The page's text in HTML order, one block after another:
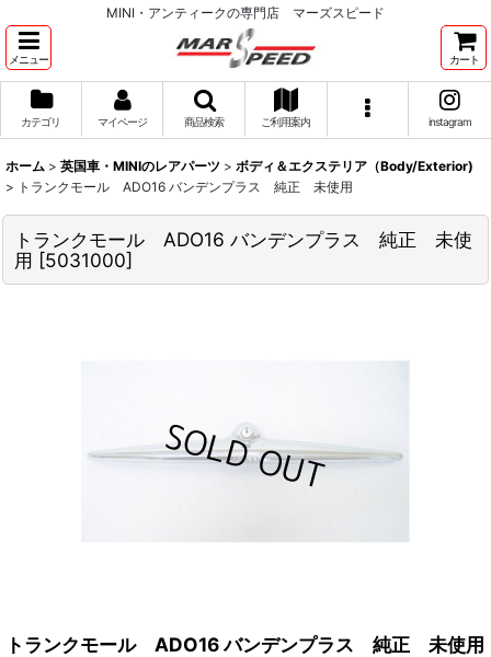
MINI・アンティークの専門店 マーズスピード
メニュー カート
カテゴリ マイページ 商品検索 ご利用案内 instagram
ホーム > 英国車・MINIのレアパーツ > ボディ＆エクステリア（Body/Exterior)
> トランクモール ADO16 バンデンプラス 純正 未使用
トランクモール ADO16 バンデンプラス 純正 未使
用 [5031000]
トランクモール ADO16 バンデンプラス 純正 未使用